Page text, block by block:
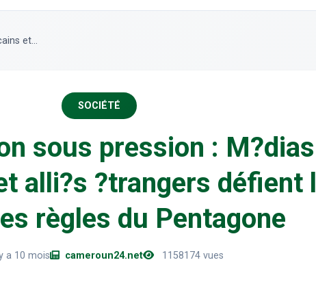
et...
SOCIÉTÉ
sous pression : M?dias
alli?s ?trangers défient
règles du Pentagone
a 10 mois cameroun24.net 1158174 vues